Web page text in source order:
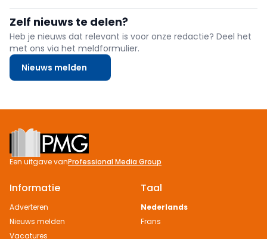
Zelf nieuws te delen?
Heb je nieuws dat relevant is voor onze redactie? Deel het
met ons via het meldformulier.
Nieuws melden
Footer
Een uitgave vanProfessional Media Group
Informatie
Adverteren
Nieuws melden
Vacatures
Taal
Nederlands
Frans